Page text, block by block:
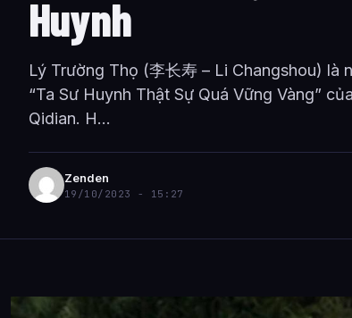
Huynh
Lý Trường Thọ (李长寿 – Li Changshou)
“Ta Sư Huynh Thật Sự Quá Vững Vàng”
Qidian. H...
Zenden
19/10/2023 - 15:27